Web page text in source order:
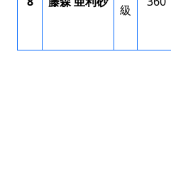
級